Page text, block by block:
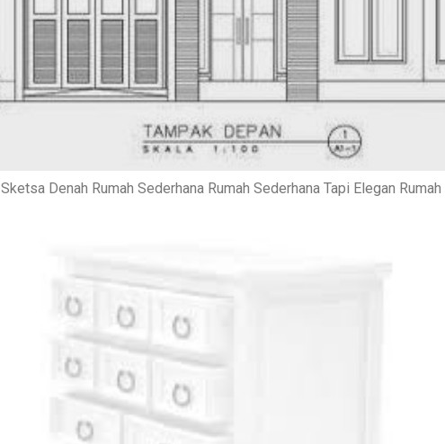
Sketsa Denah Rumah Sederhana Rumah Sederhana Tapi Elegan Rumah